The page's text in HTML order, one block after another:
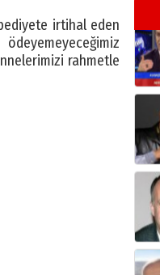
irtihal eden
rahmetle